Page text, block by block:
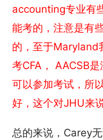
accounting专业有
能考的，注意是有
的，至于Maryland
考CFA， AACSB
可以参加考试，所
好，这个对JHU来
总的来说，Carey